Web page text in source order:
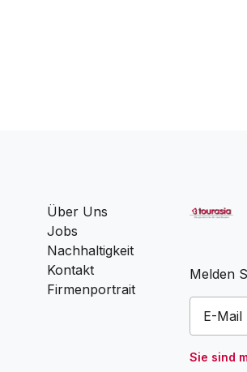
Über Uns
Jobs
Nachhaltigkeit
Kontakt
Firmenportrait
Melden
Sie sind